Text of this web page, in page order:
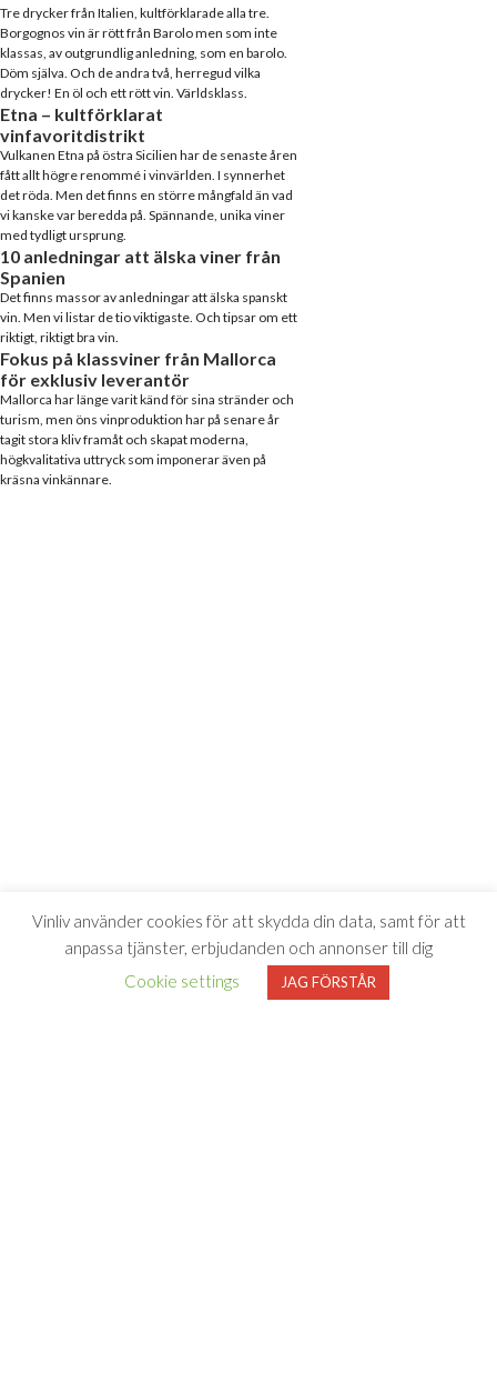
Tre drycker från Italien, kultförklarade alla tre.
Borgognos vin är rött från Barolo men som inte
klassas, av outgrundlig anledning, som en barolo.
Döm själva. Och de andra två, herregud vilka
drycker! En öl och ett rött vin. Världsklass.
Etna – kultförklarat
vinfavoritdistrikt
Vulkanen Etna på östra Sicilien har de senaste åren
fått allt högre renommé i vinvärlden. I synnerhet
det röda. Men det finns en större mångfald än vad
vi kanske var beredda på. Spännande, unika viner
med tydligt ursprung.
10 anledningar att älska viner från
Spanien
Det finns massor av anledningar att älska spanskt
vin. Men vi listar de tio viktigaste. Och tipsar om ett
riktigt, riktigt bra vin.
Fokus på klassviner från Mallorca
för exklusiv leverantör
Mallorca har länge varit känd för sina stränder och
turism, men öns vinproduktion har på senare år
tagit stora kliv framåt och skapat moderna,
högkvalitativa uttryck som imponerar även på
kräsna vinkännare.
Vinliv använder cookies för att skydda din data, samt för att
anpassa tjänster, erbjudanden och annonser till dig
Cookie settings
JAG FÖRSTÅR